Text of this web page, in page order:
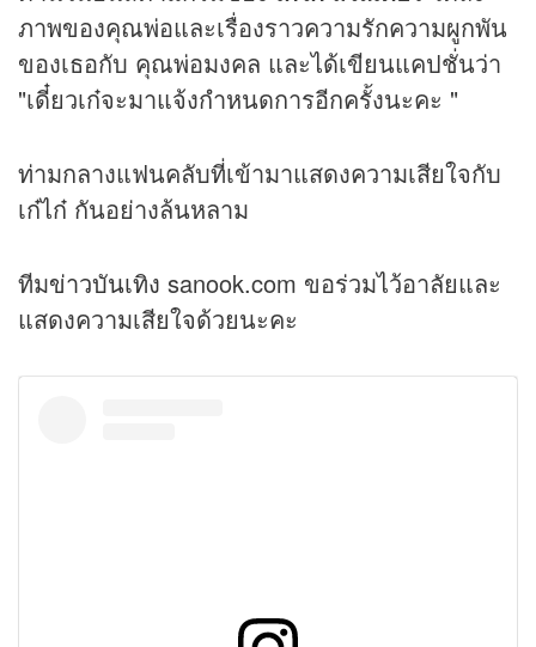
ภาพของคุณพ่อและเรื่องราวความรักความผูกพัน
ของเธอกับ คุณพ่อมงคล และได้เขียนแคปชั่นว่า
"เดี๋ยวเก๋จะมาแจ้งกำหนดการอีกครั้งนะคะ "
ท่ามกลางแฟนคลับที่เข้ามาแสดงความเสียใจกับ
เก๋ไก๋ กันอย่างล้นหลาม
ทีมข่าวบันเทิง sanook.com ขอร่วมไว้อาลัยและ
แสดงความเสียใจด้วยนะคะ